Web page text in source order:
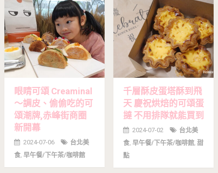
眼睛可頌 Creaminal
～調皮、偷偷吃的可
頌潮牌,赤峰街商圈
新開幕
2024-07-06
台北美
食, 早午餐/下午茶/咖啡館
千層酥皮蛋塔酥到飛
天 慶祝烘焙的可頌蛋
撻 不用排隊就能買到
2024-07-02
台北美
食, 早午餐/下午茶/咖啡館, 甜
點